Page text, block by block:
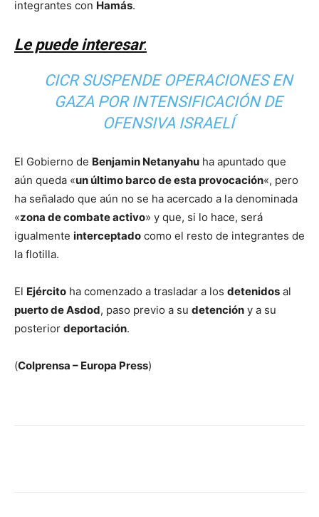
integrantes con Hamás.
Le puede interesar:
CICR SUSPENDE OPERACIONES EN
GAZA POR INTENSIFICACIÓN DE
OFENSIVA ISRAELÍ
El Gobierno de Benjamin Netanyahu ha apuntado que
aún queda «un último barco de esta provocación«, pero
ha señalado que aún no se ha acercado a la denominada
«zona de combate activo» y que, si lo hace, será
igualmente interceptado como el resto de integrantes de
la flotilla.
El Ejército ha comenzado a trasladar a los detenidos al
puerto de Asdod, paso previo a su detención y a su
posterior deportación.
(Colprensa – Europa Press)